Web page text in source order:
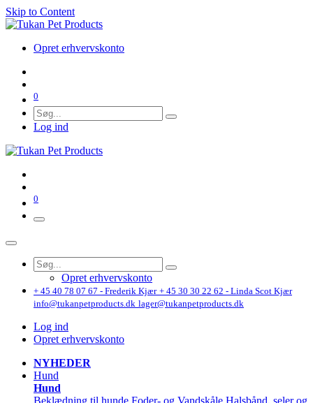
Skip to Content
Opret erhvervskonto
0
Log ind
0
Opret erhvervskonto
+ 45 40 78 07 67 - Frederik Kjær + 45 30 30 22 62 - Linda Scot Kjær
info@tukanpetproducts.dk lager@tukanpetproducts.dk
Log ind
Opret erhvervskonto
NYHEDER
Hund
Hund
Beklædning til hunde Foder- og Vandskåle Halsbånd, seler og